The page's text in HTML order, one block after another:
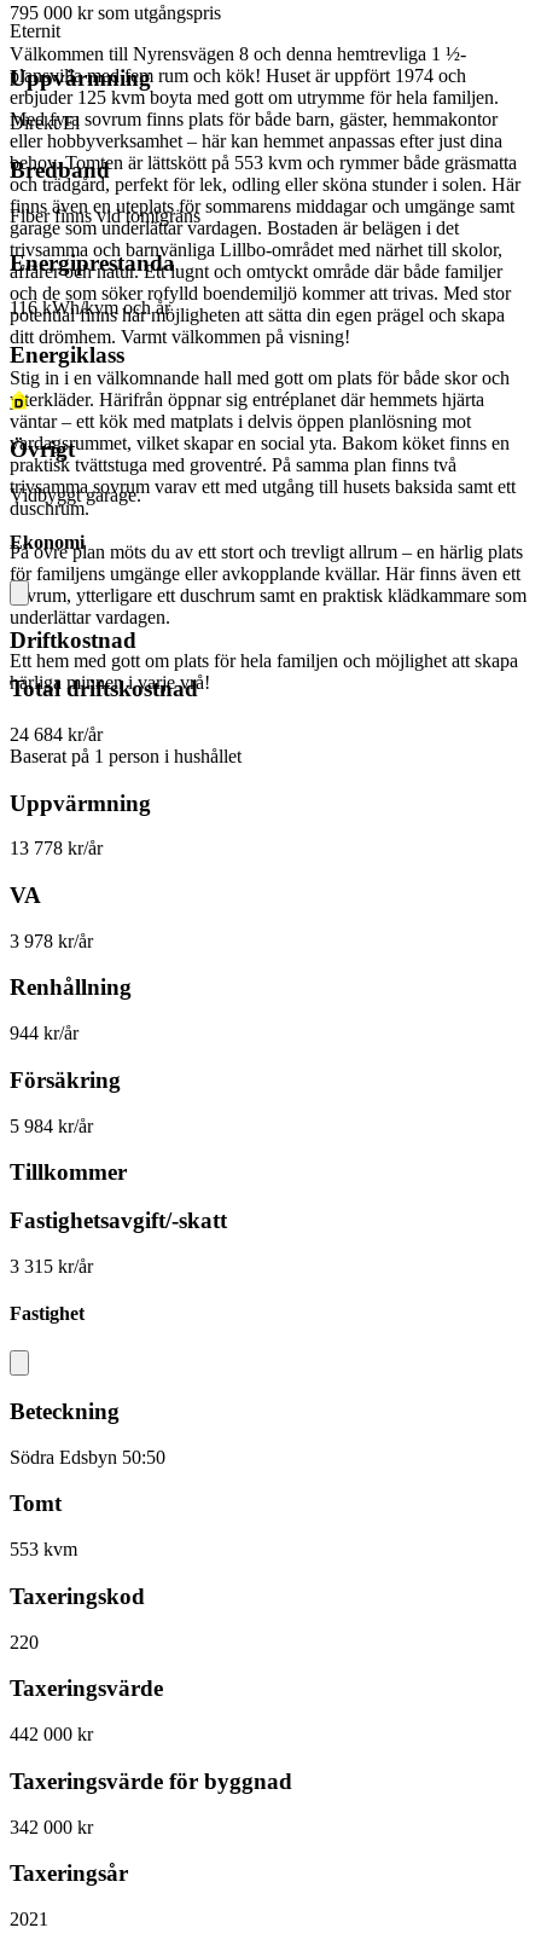
795 000 kr som utgångspris
Välkommen till Nyrensvägen 8 och denna hemtrevliga 1 ½-
plansvilla med fem rum och kök! Huset är uppfört 1974 och
erbjuder 125 kvm boyta med gott om utrymme för hela familjen.
Med fyra sovrum finns plats för både barn, gäster, hemmakontor
eller hobbyverksamhet – här kan hemmet anpassas efter just dina
behov. Tomten är lättskött på 553 kvm och rymmer både gräsmatta
och trädgård, perfekt för lek, odling eller sköna stunder i solen. Här
finns även en uteplats för sommarens middagar och umgänge samt
garage som underlättar vardagen. Bostaden är belägen i det
trivsamma och barnvänliga Lillbo-området med närhet till skolor,
affärer och natur. Ett lugnt och omtyckt område där både familjer
och de som söker rofylld boendemiljö kommer att trivas. Med stor
potential finns här möjligheten att sätta din egen prägel och skapa
ditt drömhem. Varmt välkommen på visning!
Stig in i en välkomnande hall med gott om plats för både skor och
ytterkläder. Härifrån öppnar sig entréplanet där hemmets hjärta
väntar – ett kök med matplats i delvis öppen planlösning mot
vardagsrummet, vilket skapar en social yta. Bakom köket finns en
praktisk tvättstuga med groventré. På samma plan finns två
trivsamma sovrum varav ett med utgång till husets baksida samt ett
duschrum.
På övre plan möts du av ett stort och trevligt allrum – en härlig plats
för familjens umgänge eller avkopplande kvällar. Här finns även ett
sovrum, ytterligare ett duschrum samt en praktisk klädkammare som
underlättar vardagen.
Ett hem med gott om plats för hela familjen och möjlighet att skapa
härliga minnen i varje vrå!
Eternit
Uppvärmning
Direkt El
Bredband
Fiber finns vid tomtgräns
Energiprestanda
116 kWh/kvm och år
Energiklass
Övrigt
Vidbyggt garage.
Ekonomi
Driftkostnad
Total driftskostnad
24 684 kr/år
Baserat på 1 person i hushållet
Uppvärmning
13 778 kr/år
VA
3 978 kr/år
Renhållning
944 kr/år
Försäkring
5 984 kr/år
Tillkommer
Fastighetsavgift/-skatt
3 315 kr/år
Fastighet
Beteckning
Södra Edsbyn 50:50
Tomt
553 kvm
Taxeringskod
220
Taxeringsvärde
442 000 kr
Taxeringsvärde för byggnad
342 000 kr
Taxeringsår
2021